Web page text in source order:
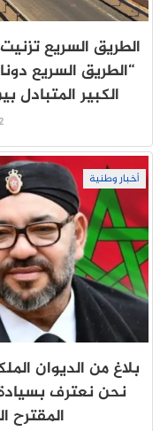
الطريق السريع
“الطريق السريع
الكبير المتبادل
2 أغسطس 2026
أخبار وطنية
بلاغ من الديوان
نحن نعترف
المقترح